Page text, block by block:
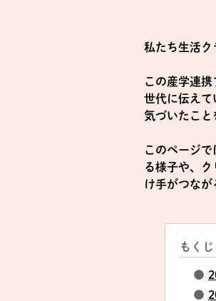
私たち生活ク
この産学連
世代に伝えて
気づいたこと
このページ
る様子や、
け手がつなが
もくじ
●
●